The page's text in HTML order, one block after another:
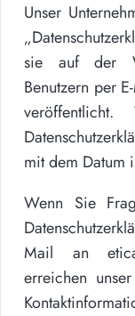
Unser
sie auf der
Benutzern per
mit dem Datum
Wenn Sie
Mail an
erreichen